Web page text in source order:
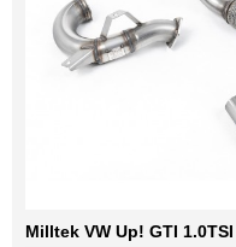
Milltek VW Up! GTI